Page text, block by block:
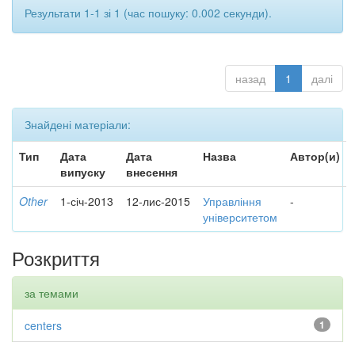
Результати 1-1 зі 1 (час пошуку: 0.002 секунди).
назад 1 далі
Знайдені матеріали:
Тип
Дата
випуску
Дата
внесення
Назва Автор(и)
Other 1-січ-2013 12-лис-2015
Управління
університетом
-
Розкриття
за темами
1
centers